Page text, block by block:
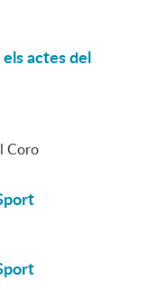
actes del
Coro